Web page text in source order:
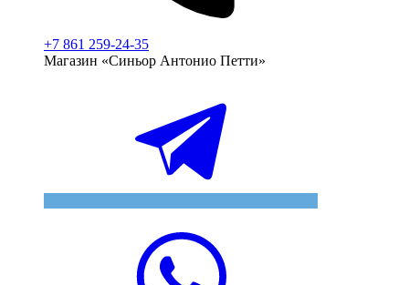
+7 861 259-24-35
Магазин «Синьор Антонио Петти»